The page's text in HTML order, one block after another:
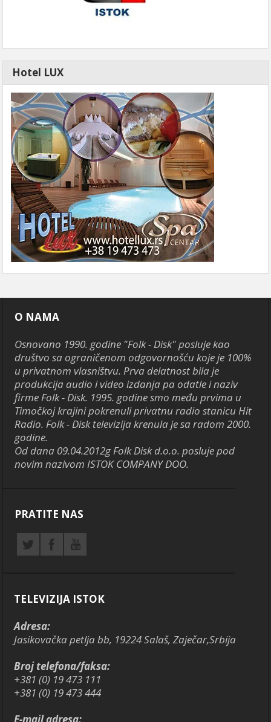
Hotel LUX
O NAMA
Osnovano 1990. godine "Folk - Disk" posluje kao
društvo sa ograničenom odgovornošću koje je 100%
u privatnom vlasništvu. Prva delatnost bila je
produkcija audio i video izdanja pa odatle i naziv
firme Folk - Disk. 1995. godine smo među prvima u
Timočkoj krajini pokrenuli privatnu radio stanicu Hit
Radio. Folk - Disk televizija krenula je sa radom 2000.
godine.
Od dana 09.04.2012g Folk Disk d.o.o. posluje pod
novim nazivom ISTOK COMPANY DOO.
PRATITE NAS
TELEVIZIJA ISTOK
Adresa:
Jasikovačka petlja bb, 19224 Salaš, Zaječar,Srbija
Broj telefona/faksa:
+381 (0) 19 473 111
+381 (0) 19 473 444
E-mail adresa: